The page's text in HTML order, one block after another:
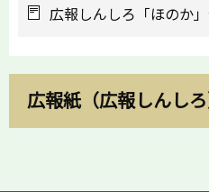
広報しんしろ「ほのか
広報紙（広報しんしろ